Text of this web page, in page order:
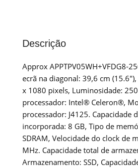
Descrição
Approx APPTPV05WH+VFDG8-
ecrã na diagonal: 39,6 cm
x 1080 pixels, Luminosidade:
processador: Intel® Celeron®,
processador: J4125. Capacidade
incorporada: 8 GB, Tipo de
SDRAM, Velocidade do clock de
MHz. Capacidade total de
Armazenamento: SSD,